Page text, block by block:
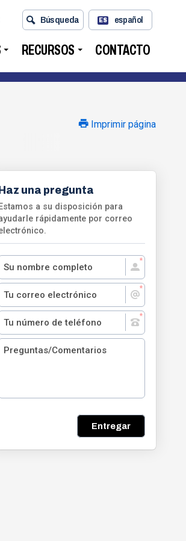
RECURSOS CONTACTO
Búsqueda ES español
Imprimir página
Haz una pregunta
Estamos a su disposición para
rápidamente por correo
Entregar